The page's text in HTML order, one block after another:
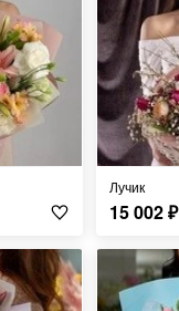
Лучик
15 002₽